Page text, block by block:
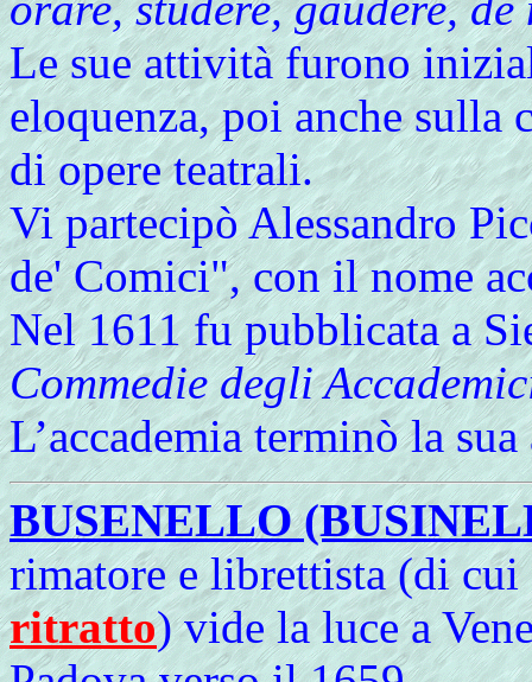
Le sue attività furono
eloquenza, poi anche sulla
di opere teatrali.
Vi partecipò Alessandro
de' Comici", con il nome
Nel 1611 fu pubblicata a
Commedie degli
L’accademia terminò la
BUSENELLO
rimatore e librettista (di
ritratto) vide la luce a